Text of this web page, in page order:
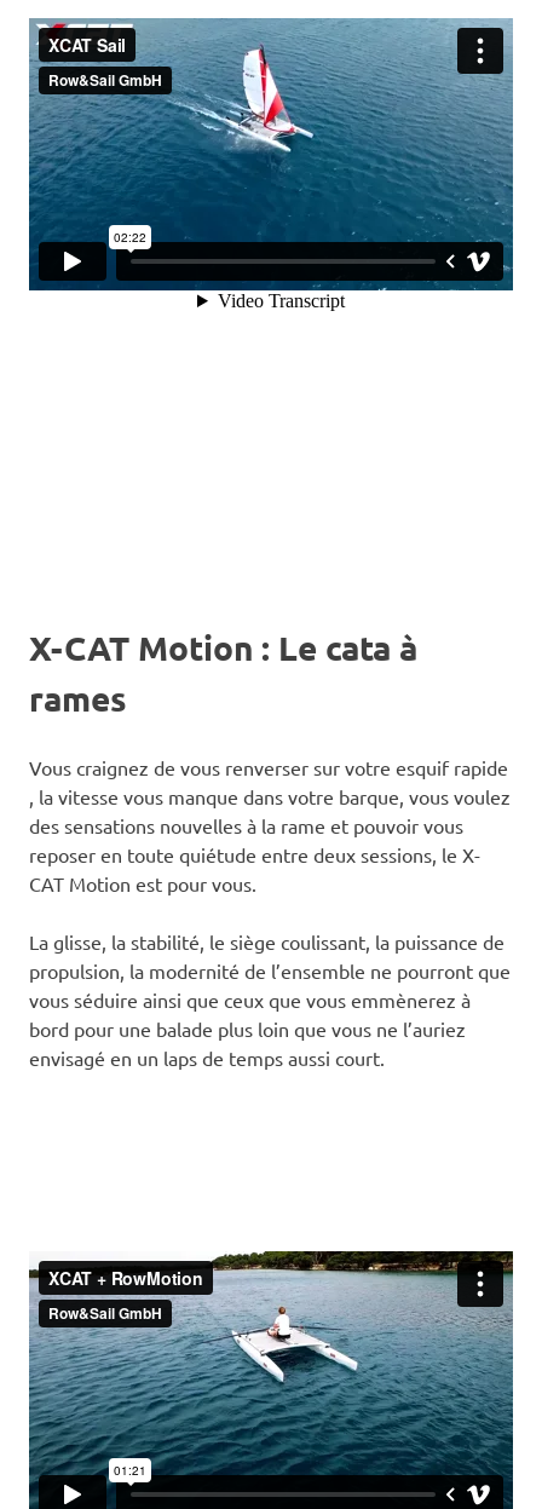
X-CAT Motion : Le cata à
rames
Vous craignez de vous renverser sur votre esquif rapide
, la vitesse vous manque dans votre barque, vous voulez
des sensations nouvelles à la rame et pouvoir vous
reposer en toute quiétude entre deux sessions, le X-
CAT Motion est pour vous.
La glisse, la stabilité, le siège coulissant, la puissance de
propulsion, la modernité de l’ensemble ne pourront que
vous séduire ainsi que ceux que vous emmènerez à
bord pour une balade plus loin que vous ne l’auriez
envisagé en un laps de temps aussi court.